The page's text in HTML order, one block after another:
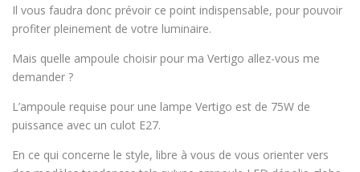
Il vous faudra donc prévoir ce point indispensable, pour pouvoir
profiter pleinement de votre luminaire.
Mais quelle ampoule choisir pour ma Vertigo allez-vous me
demander ?
L’ampoule requise pour une lampe Vertigo est de 75W de
puissance avec un culot E27.
En ce qui concerne le style, libre à vous de vous orienter vers